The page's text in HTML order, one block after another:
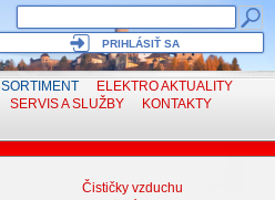
PRIHLÁSIŤ SA
SORTIMENT ELEKTROAKTUALITY
SERVISA SLUŽBY KONTAKTY
Čističky vzduchu